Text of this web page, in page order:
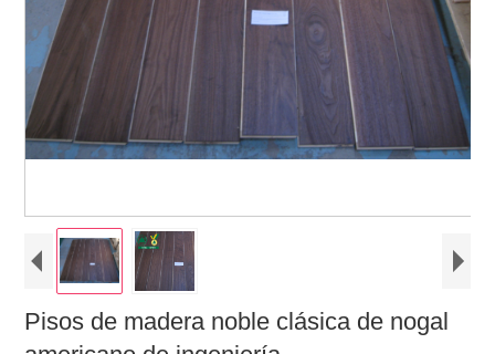
Pisos de madera noble clásica de nogal